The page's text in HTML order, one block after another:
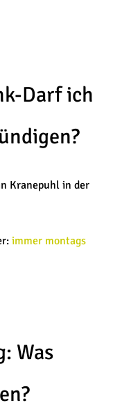
Darf ich
Kranepuhl in der
immer montags
Was